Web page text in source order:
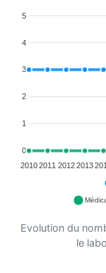
5
4
3
2
1
0
20102011 20122013
Evolution du
le